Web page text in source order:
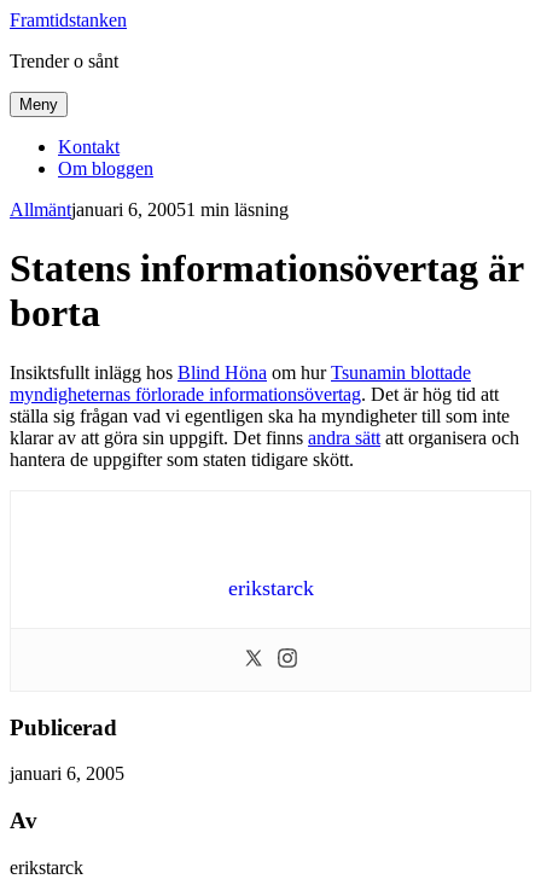
Framtidstanken
Trender o sånt
Meny
Kontakt
Om bloggen
Allmäntjanuari 6, 20051 min läsning
Statens informationsövertag är
borta
Insiktsfullt inlägg hos Blind Höna om hurTsunamin blottade
myndigheternas förlorade informationsövertag. Det är hög tid att
ställa sig frågan vad vi egentligen ska ha myndigheter till som inte
klarar av att göra sin uppgift. Det finns andra sätt att organisera och
hantera de uppgifter som staten tidigare skött.
erikstarck
Publicerad
januari 6, 2005
Av
erikstarck